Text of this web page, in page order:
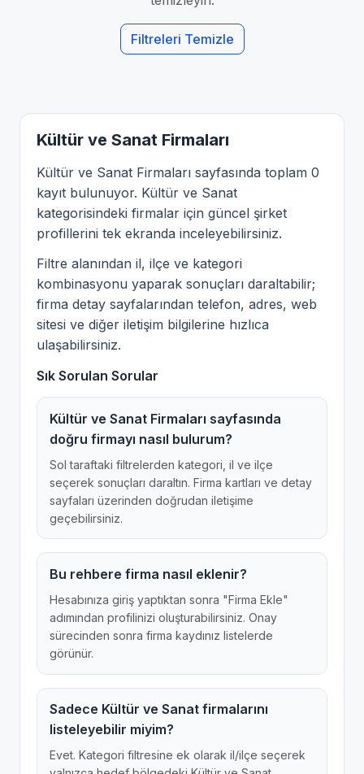
Filtreleri Temizle
Kültür ve Sanat Firmaları
Kültür ve Sanat Firmaları sayfasında toplam 0
kayıt bulunuyor. Kültür ve Sanat
kategorisindeki firmalar için güncel şirket
profillerini tek ekranda inceleyebilirsiniz.
Filtre alanından il, ilçe ve kategori
kombinasyonu yaparak sonuçları daraltabilir;
firma detay sayfalarından telefon, adres, web
sitesi ve diğer iletişim bilgilerine hızlıca
ulaşabilirsiniz.
Sık Sorulan Sorular
Kültür ve Sanat Firmaları sayfasında
doğru firmayı nasıl bulurum?
Sol taraftaki filtrelerden kategori, il ve ilçe
seçerek sonuçları daraltın. Firma kartları ve detay
sayfaları üzerinden doğrudan iletişime
geçebilirsiniz.
Bu rehbere firma nasıl eklenir?
Hesabınıza giriş yaptıktan sonra "Firma Ekle"
adımından profilinizi oluşturabilirsiniz. Onay
sürecinden sonra firma kaydınız listelerde
görünür.
Sadece Kültür ve Sanat firmalarını
listeleyebilir miyim?
Evet. Kategori filtresine ek olarak il/ilçe seçerek